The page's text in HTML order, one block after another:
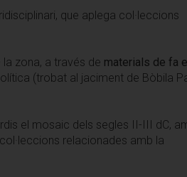
que aplega col·leccions
zona, a través de materials de fa
(trobat al jaciment de Bòbila
el mosaic dels segles II-III dC,
relacionades amb la